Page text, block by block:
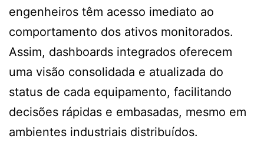
engenheiros têm acesso imediato ao
comportamento dos ativos monitorados.
Assim, dashboards integrados oferecem
uma visão consolidada e atualizada do
status de cada equipamento, facilitando
decisões rápidas e embasadas, mesmo em
ambientes industriais distribuídos.